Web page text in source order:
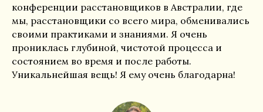
конференции расстановщиков в Австралии, где
мы, расстановщики со всего мира, обменивались
своими практиками и знаниями. Я очень
прониклась глубиной, чистотой процесса и
состоянием во время и после работы.
Уникальнейшая вещь! Я ему очень благодарна!